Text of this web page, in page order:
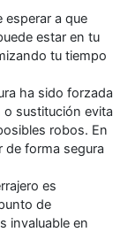
esperar a que
estar en tu
tu tiempo
ha sido forzada
o sustitución evita
robos. En
de forma segura
es
de
invaluable en